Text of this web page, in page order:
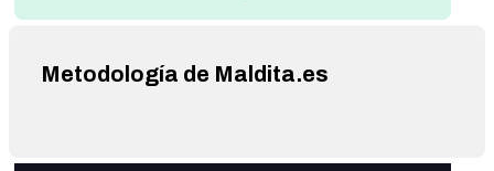
Metodología de Maldita.es